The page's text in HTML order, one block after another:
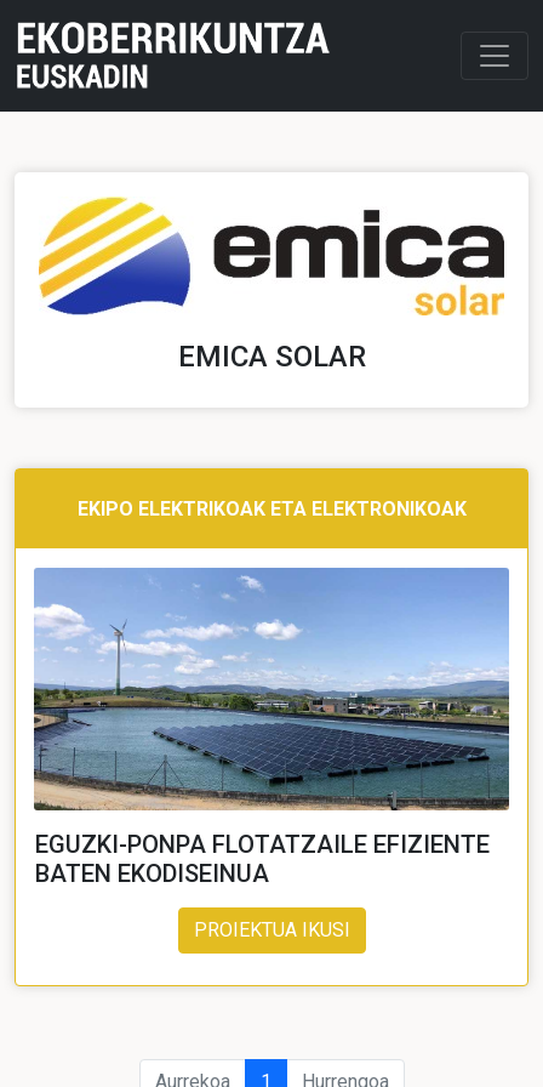
EMICA SOLAR
EKIPO ELEKTRIKOAK ETA ELEKTRONIKOAK
EGUZKI-PONPA FLOTATZAILE EFIZIENTE
BATEN EKODISEINUA
PROIEKTUA IKUSI
Aurrekoa 1 Hurrengoa